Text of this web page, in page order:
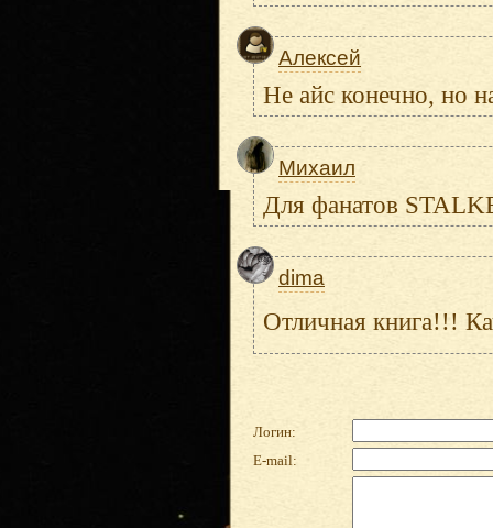
Алексей
Не айс конечно, но
Михаил
Для фанатов
dima
Отличная книга!!!
Логин:
E-mail: